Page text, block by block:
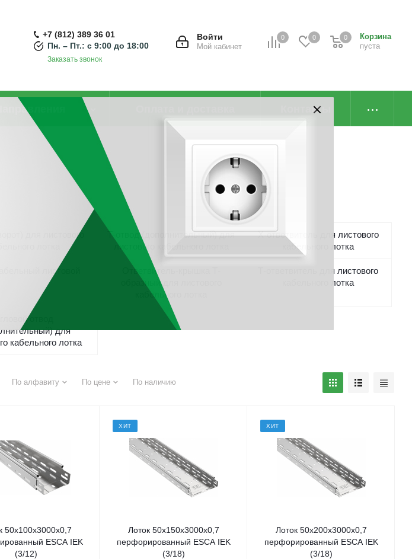
0 0
Корзина
пуста
0
Войти
Мой кабинет
+7 (812) 389 36 01
Пн. – Пт.: с 9:00 до 18:00
Заказать звонок
Направления Контакты
для листового
Т-отвод (дополнительный) для
листового кабельного лотка
Х-ответвитель для листового
кабельного лотка
листовой
Ответвитель-крышка Т-
образный для листового
кабельного лотка
Т-ответвитель для листового
кабельного лотка
Угловой отвод
для
кабельного лотка
По алфавиту По цене По наличию
50х100х3000х0,7
ESCA IEK
(3/12)
ХИТ
Лоток 50х150х3000х0,7
перфорированный ESCA IEK
(3/18)
ХИТ
Лоток 50х200х3000х0,7
перфорированный ESCA IEK
(3/18)